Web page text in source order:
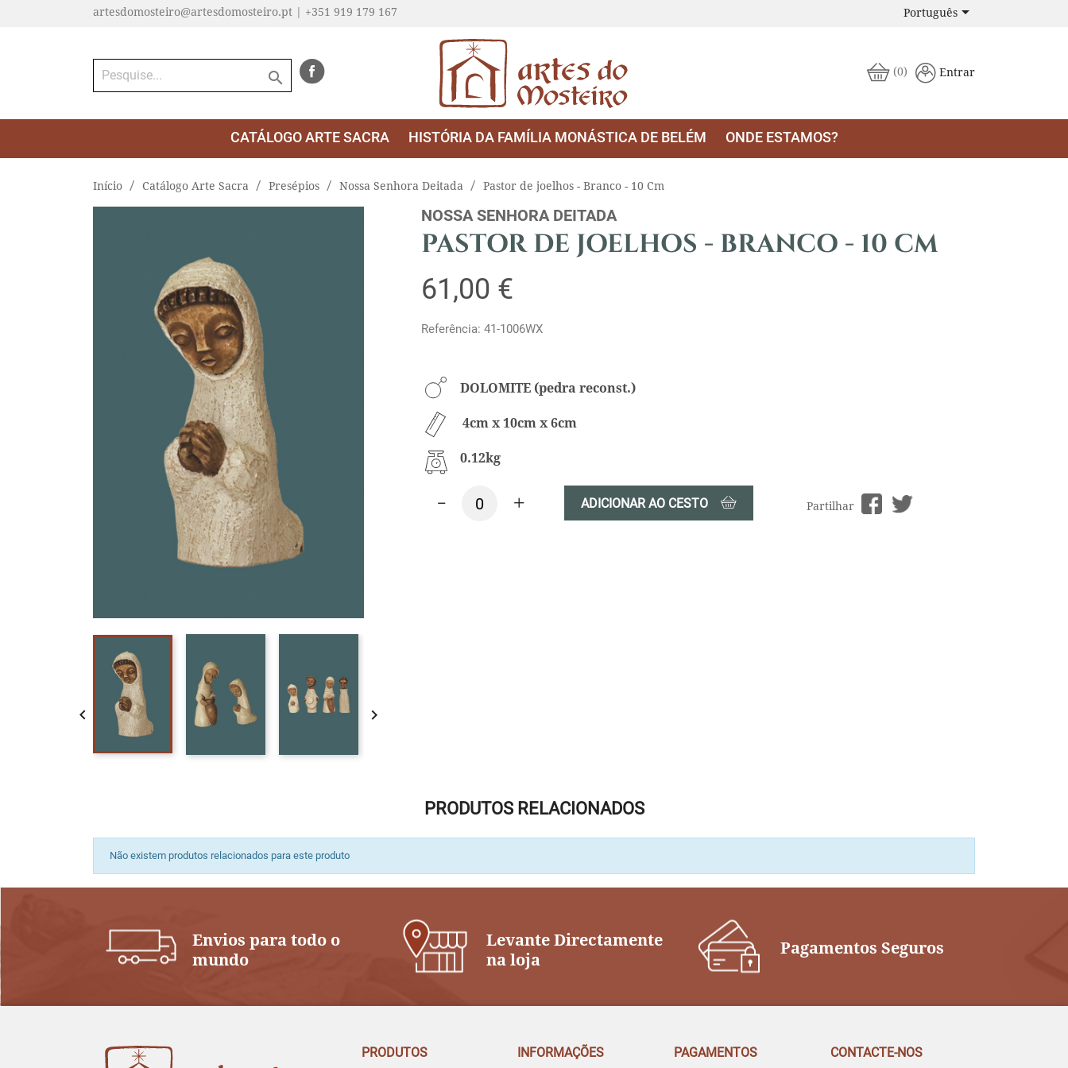
artesdomosteiro@artesdomosteiro.pt | +351 919 179 167 Português
 Entrar
(0)
CATÁLOGO ARTE SACRA HISTÓRIA DA FAMÍLIA MONÁSTICA DE BELÉM ONDE ESTAMOS?
Início Catálogo Arte Sacra Presépios Nossa Senhora Deitada Pastor de joelhos - Branco - 10 Cm
 
NOSSA SENHORA DEITADA
PASTOR DE JOELHOS - BRANCO - 10 CM
61,00 €
Referência: 41-1006WX
DOLOMITE (pedra reconst.)
4cm x 10cm x 6cm
0.12kg
- + ADICIONAR AO CESTO Partilhar
PRODUTOS RELACIONADOS
Não existem produtos relacionados para este produto
Envios para todo o
mundo
Levante Directamente
na loja
Pagamentos Seguros
PRODUTOS INFORMAÇÕES PAGAMENTOS
CONTACTE-NOS